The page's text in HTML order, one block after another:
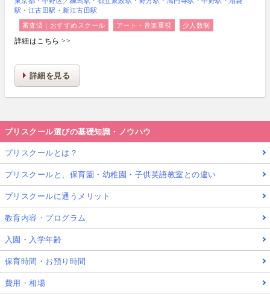
駅
江古田駅 新江古田駅
審査済｜おすすめスクール アート・音楽重視 少人数制
詳細はこちら >>
詳細を見る
プリスクール選びの基礎知識・ノウハウ
プリスクールとは？
プリスクールと、保育園・幼稚園・子供英語教室との違い
プリスクールに通うメリット
教育内容・プログラム
入園・入学年齢
保育時間・お預り時間
費用・相場